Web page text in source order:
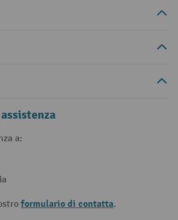
a:
formulario di contatta.